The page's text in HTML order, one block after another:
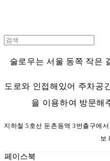
술로우는 서울 동쪽 작은
도로와 인접해있어 주차공
을 이용하여 방문해
지하철 5호선 둔촌동역 3번출구에
보
페이스북